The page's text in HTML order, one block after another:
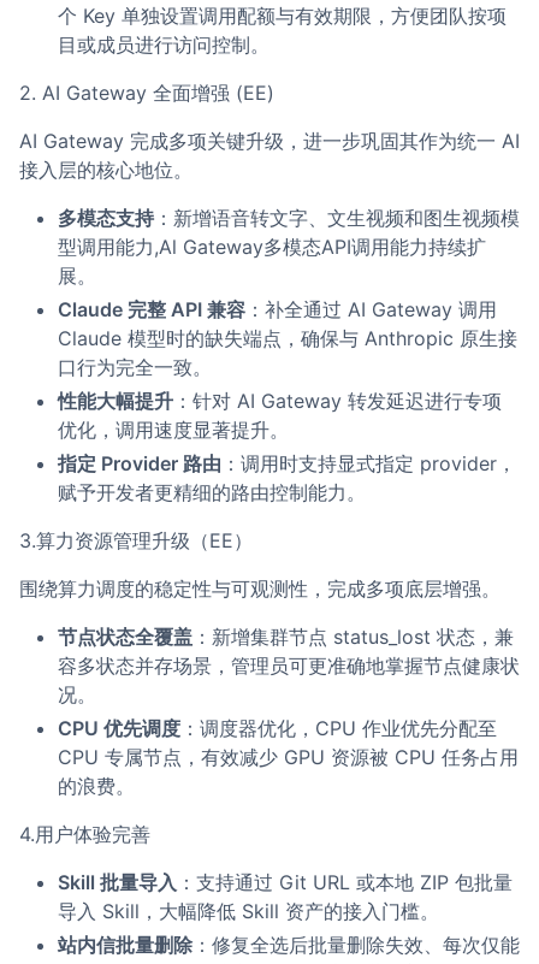
个 Key 单独设置调用配额与有效期限，方便团队按项
目或成员进行访问控制。
2. AI Gateway 全面增强 (EE)
AI Gateway 完成多项关键升级，进一步巩固其作为统一 AI
接入层的核心地位。
多模态支持 ：新增语音转文字、文生视频和图生视频模
型调用能力,Al Gateway多模态API调用能力持续扩
展。
Claude 完整 API 兼容 ：补全通过 AI Gateway 调用
Claude 模型时的缺失端点，确保与 Anthropic 原生接
口行为完全一致。
性能大幅提升 ：针对 AI Gateway 转发延迟进行专项
优化，调用速度显著提升。
指定 Provider 路由 ：调用时支持显式指定 provider，
赋予开发者更精细的路由控制能力。
3.算力资源管理升级（EE）
围绕算力调度的稳定性与可观测性，完成多项底层增强。
节点状态全覆盖 ：新增集群节点 status_lost 状态，兼
容多状态并存场景，管理员可更准确地掌握节点健康状
况。
CPU 优先调度 ：调度器优化，CPU 作业优先分配至
CPU 专属节点，有效减少 GPU 资源被 CPU 任务占用
的浪费。
4.用户体验完善
Skill 批量导入 ：支持通过 Git URL 或本地 ZIP 包批量
导入 Skill，大幅降低 Skill 资产的接入门槛。
站内信批量删除 ：修复全选后批量删除失效、每次仅能